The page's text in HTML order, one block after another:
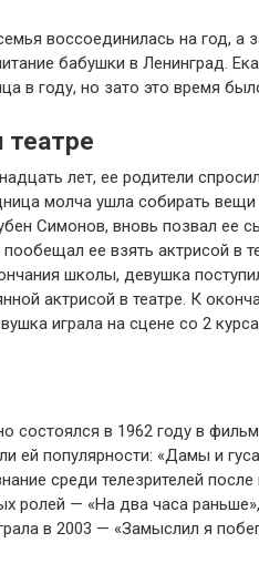
воссоединилась на год, а
бабушки в Ленинград.
в году, но зато это время
театре
лет, ее родители
молча ушла собирать
Симонов, вновь позвал ее
ее взять актрисой в
школы, девушка
актрисой в театре. К
играла на сцене со 2
состоялся в 1962 году в
ей популярности: «Дамы и
среди телезрителей
ролей — «На два часа
в 2003 — «Замыслил я